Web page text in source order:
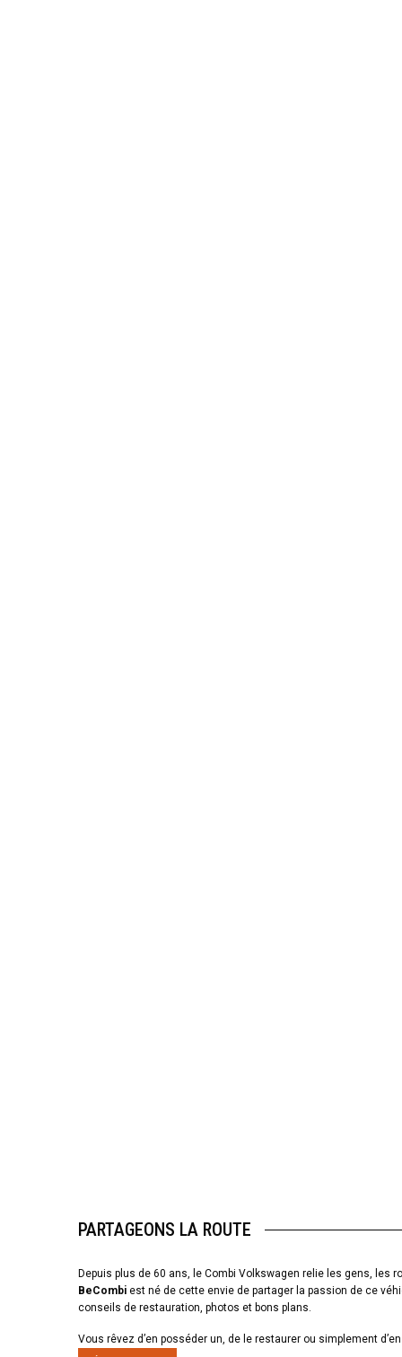
PARTAGEONS LA ROUTE
Depuis plus de 60 ans, le Combi Volkswagen relie les gens, les
BeCombi est né de cette envie de partager la passion de ce
conseils de restauration, photos et bons plans.
Vous rêvez d’en posséder un, de le restaurer ou simplement d’en